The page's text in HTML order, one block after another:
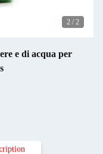
2 / 2
e di acqua per